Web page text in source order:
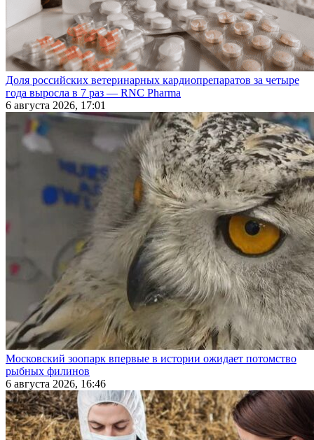
Доля российских ветеринарных кардиопрепаратов за четыре
года выросла в 7 раз — RNC Pharma
6 августа 2026, 17:01
Московский зоопарк впервые в истории ожидает потомство
рыбных филинов
6 августа 2026, 16:46